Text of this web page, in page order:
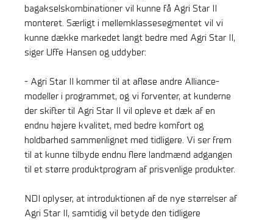
bagakselskombinationer vil kunne få Agri Star II
monteret. Særligt i mellemklassesegmentet vil vi
kunne dække markedet langt bedre med Agri Star II,
siger Uffe Hansen og uddyber:
- Agri Star II kommer til at afløse andre Alliance-
modeller i programmet, og vi forventer, at kunderne
der skifter til Agri Star II vil opleve et dæk af en
endnu højere kvalitet, med bedre komfort og
holdbarhed sammenlignet med tidligere. Vi ser frem
til at kunne tilbyde endnu flere landmænd adgangen
til et større produktprogram af prisvenlige produkter.
NDI oplyser, at introduktionen af de nye størrelser af
Agri Star II, samtidig vil betyde den tidligere